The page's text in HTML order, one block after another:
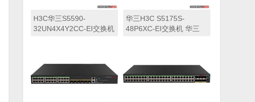
H3C华三S5590-
32UN4X4Y2CC-EI交换机
华三H3C S5175S-
48P6XC-EI交换机 华三